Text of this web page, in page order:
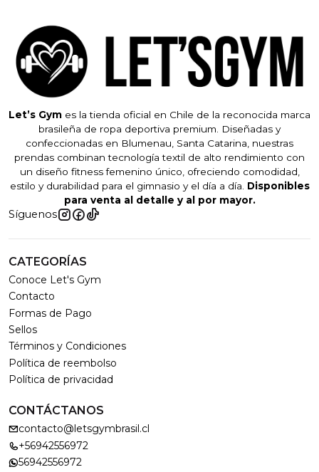
Let’s Gym es la tienda oficial en Chile de la reconocida marca
brasileña de ropa deportiva premium. Diseñadas y
confeccionadas en Blumenau, Santa Catarina, nuestras
prendas combinan tecnología textil de alto rendimiento con
un diseño fitness femenino único, ofreciendo comodidad,
estilo y durabilidad para el gimnasio y el día a día. Disponibles
para venta al detalle y al por mayor.
Síguenos
CATEGORÍAS
Conoce Let's Gym
Contacto
Formas de Pago
Sellos
Términos y Condiciones
Política de reembolso
Política de privacidad
CONTÁCTANOS
contacto@letsgymbrasil.cl
+56942556972
56942556972